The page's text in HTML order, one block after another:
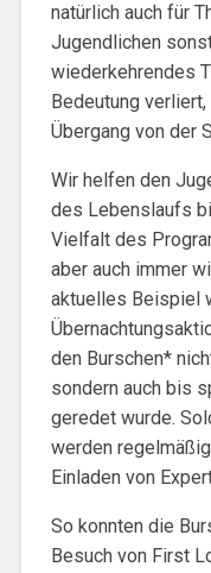
natürlich auch für
Jugendlichen
wiederkehrendes
Bedeutung
Übergang von der
Wir helfen den
des Lebenslaufs
Vielfalt des
aber auch immer
aktuelles Beispiel
den Burschen*
sondern auch bis
geredet wurde.
werden
Einladen von
So konnten die
Besuch von First